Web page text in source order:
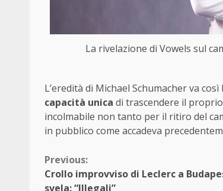
La rivelazione di Vowels sul
L’eredità di Michael Schumacher va
capacità unica di trascendere il
incolmabile non tanto per il ritiro del
in pubblico come accadeva
Continue
Reading
Previous:
Crollo improvviso di Leclerc a
svela: “Illegali”